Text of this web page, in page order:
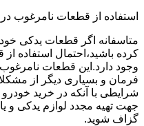
استفاده از قطعات نامرغوب
متاسفانه اگر قطعات یدکی
کرده باشید،احتمال استفاده
وجود دارد.این قطعات
فرمان و بسیاری دیگر از
شرایطی با آنکه در خرید
جهت تهیه مجدد لوازم یدکی و
گزاف شوید.